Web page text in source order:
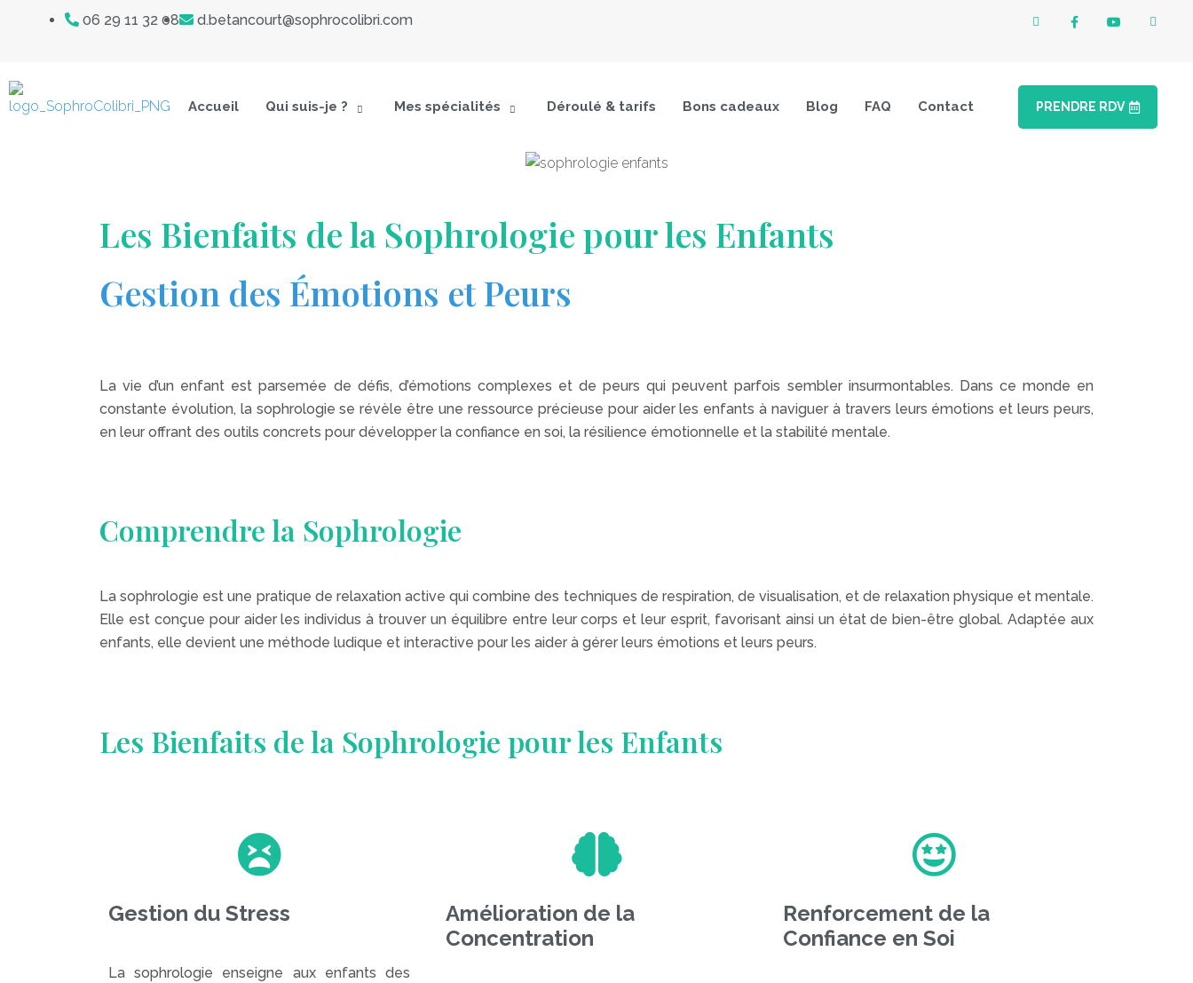
06 29 11 32 08 d.betancourt@sophrocolibri.com
Accueil Qui suis-je ? Mes spécialités Déroulé & tarifs Bons cadeaux Blog FAQ Contact PRENDRE RDV
Les Bienfaits de la Sophrologie pour les Enfants​
Gestion des Émotions et Peurs
La vie d’un enfant est parsemée de défis, d’émotions complexes et de peurs qui peuvent parfois sembler insurmontables. Dans ce monde en
constante évolution, la sophrologie se révèle être une ressource précieuse pour aider les enfants à naviguer à travers leurs émotions et leurs peurs,
en leur offrant des outils concrets pour développer la confiance en soi, la résilience émotionnelle et la stabilité mentale.
Comprendre la Sophrologie
La sophrologie est une pratique de relaxation active qui combine des techniques de respiration, de visualisation, et de relaxation physique et mentale.
Elle est conçue pour aider les individus à trouver un équilibre entre leur corps et leur esprit, favorisant ainsi un état de bien-être global. Adaptée aux
enfants, elle devient une méthode ludique et interactive pour les aider à gérer leurs émotions et leurs peurs.
Les Bienfaits de la Sophrologie pour les Enfants
Gestion du Stress
La sophrologie enseigne aux enfants des
Amélioration de la
Concentration
Renforcement de la
Confiance en Soi
Navigation